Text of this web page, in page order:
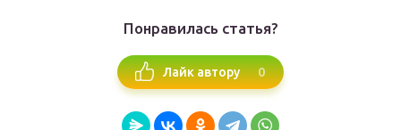
Понравилась статья?
Лайк автору 0